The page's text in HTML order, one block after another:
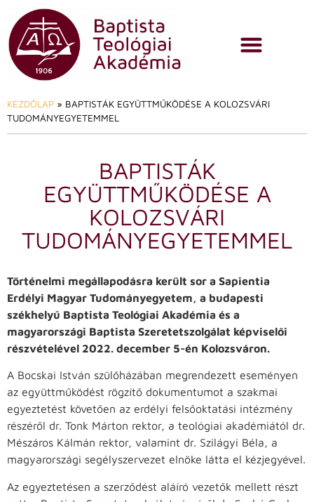
KEZDŐLAP » BAPTISTÁK EGYÜTTMŰKÖDÉSE A KOLOZSVÁRI
TUDOMÁNYEGYETEMMEL
BAPTISTÁK
EGYÜTTMŰKÖDÉSE A
KOLOZSVÁRI
TUDOMÁNYEGYETEMMEL
Történelmi megállapodásra került sor a Sapientia
Erdélyi Magyar Tudományegyetem, a budapesti
székhelyű Baptista Teológiai Akadémia és a
magyarországi Baptista Szeretetszolgálat képviselői
részvételével 2022. december 5-én Kolozsváron.
A Bocskai István szülőházában megrendezett eseményen
az együttműködést rögzítő dokumentumot a szakmai
egyeztetést követően az erdélyi felsőoktatási intézmény
részéről dr. Tonk Márton rektor, a teológiai akadémiától dr.
Mészáros Kálmán rektor, valamint dr. Szilágyi Béla, a
magyarországi segélyszervezet elnöke látta el kézjegyével.
Az egyeztetésen a szerződést aláíró vezetők mellett részt